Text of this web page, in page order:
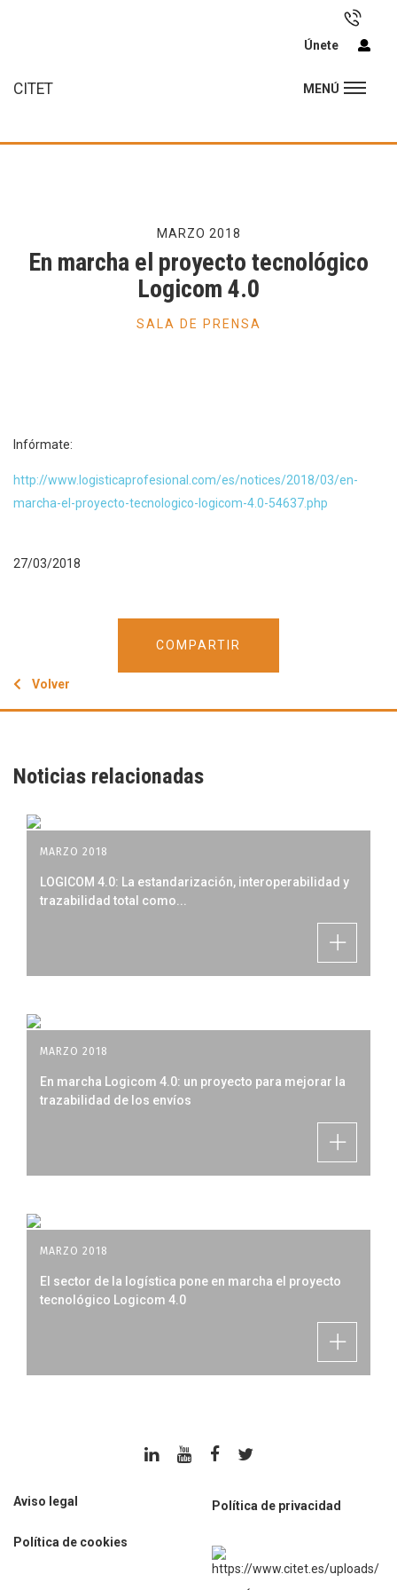
Únete
CITET MENÚ
MARZO 2018
En marcha el proyecto tecnológico
Logicom 4.0
SALA DE PRENSA
Infórmate:
http://www.logisticaprofesional.com/es/notices/2018/03/en-
marcha-el-proyecto-tecnologico-logicom-4.0-54637.php
27/03/2018
COMPARTIR
Volver
Noticias relacionadas
MARZO 2018
LOGICOM 4.0: La estandarización, interoperabilidad y
trazabilidad total como...
MARZO 2018
En marcha Logicom 4.0: un proyecto para mejorar la
trazabilidad de los envíos
MARZO 2018
El sector de la logística pone en marcha el proyecto
tecnológico Logicom 4.0
Aviso legal Política de privacidad
Política de cookies